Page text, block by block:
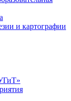
и картографии